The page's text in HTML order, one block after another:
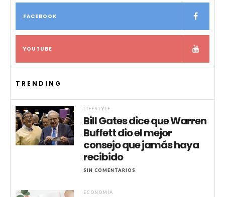
FACEBOOK
YOUTUBE
TRENDING
LIFESTYLE
Bill Gates dice que Warren
Buffett dio el mejor
consejo que jamás haya
recibido
SIN COMENTARIOS
ECONOMÍA